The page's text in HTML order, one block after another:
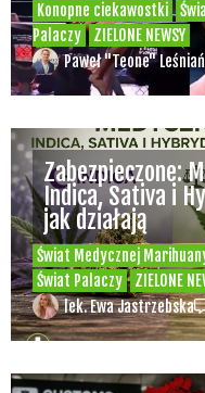
Konopne ciekawostki
Palaczy
ZIELONE NEWSY
Paweł "Teone"
Świat Medycznej
Świat Palaczy
ZIELONE
Zabezpieczone:
Indica, Sativa i
jak działają
lek. Ewa Jastrzebska